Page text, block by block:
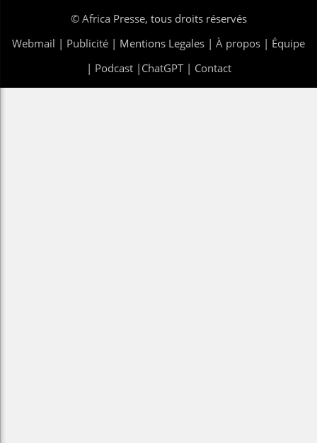
© Africa Presse, tous droits réservés
Webmail | Publicité | Mentions Legales | À propos | Équipe
| Podcast| ChatGPT| Contact